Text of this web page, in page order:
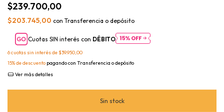
$239.700,00
$203.745,00 con Transferencia o depósito
Cuotas SIN interés con DÉBITO
6cuotas sin interés de$39.950,00
15% de descuento pagando con Transferencia o depósito
Ver más detalles